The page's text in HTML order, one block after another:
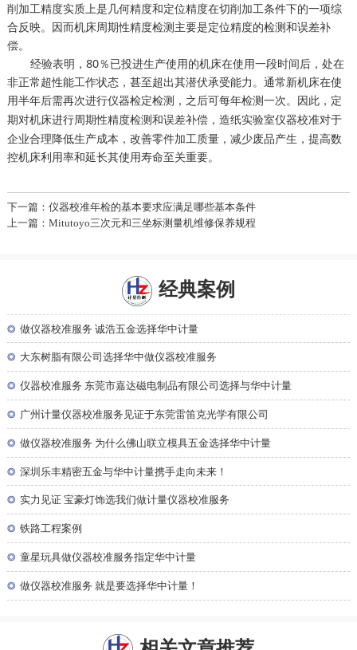
削加工精度实质上是几何精度和定位精度在切削加工条件下的一项综
合反映。因而机床周期性精度检测主要是定位精度的检测和误差补
偿。
经验表明，80％已投进生产使用的机床在使用一段时间后，处在
非正常超性能工作状态，甚至超出其潜伏承受能力。通常新机床在使
用半年后需再次进行仪器检定检测，之后可每年检测一次。因此，定
期对机床进行周期性精度检测和误差补偿， 造纸实验室仪器校准对于
企业合理降低生产成本，改善零件加工质量，减少废品产生，提高数
控机床利用率和延长其使用寿命至关重要。
下一篇：仪器校准年检的基本要求应满足哪些基本条件
上一篇：Mitutoyo三次元和三坐标测量机维修保养规程
经典案例
◎ 做仪器校准服务 诚浩五金选择华中计量
◎ 大东树脂有限公司选择华中做仪器校准服务
◎ 仪器校准服务 东莞市嘉达磁电制品有限公司选择与华中计量
◎ 广州计量仪器校准服务见证于东莞雷笛克光学有限公司
◎ 做仪器校准服务 为什么佛山联立模具五金选择华中计量
◎ 深圳乐丰精密五金与华中计量携手走向未来！
◎ 实力见证 宝豪灯饰选我们做计量仪器校准服务
◎ 铁路工程案例
◎ 童星玩具做仪器校准服务指定华中计量
◎ 做仪器校准服务 就是要选择华中计量！